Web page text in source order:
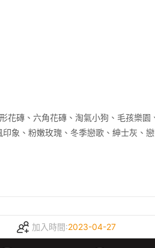
花磚、六角花磚、淘氣小狗、毛孩樂園
象、粉嫩玫瑰、冬季戀歌、紳士灰、
加入時間:2023-04-27